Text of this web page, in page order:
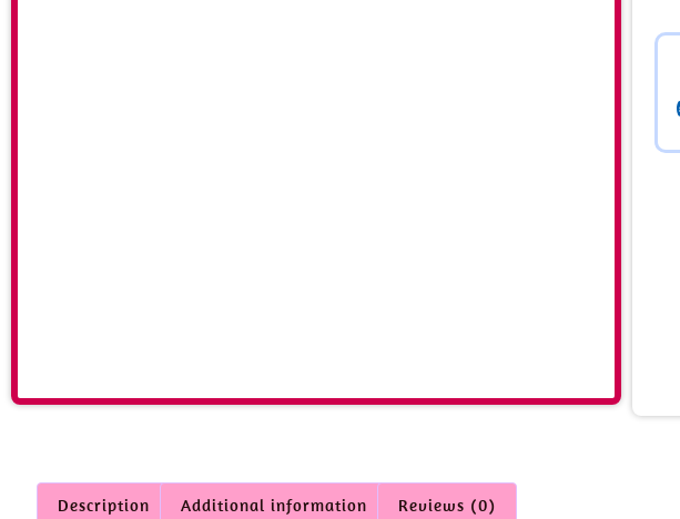
Description Additional information Reviews (0)